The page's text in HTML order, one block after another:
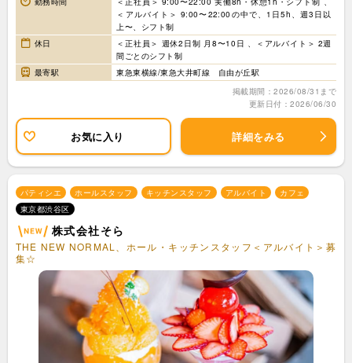
＜アルバイト＞ 9:00〜22:00の中で、1日5h、週3日以
上〜、シフト制
休日
＜正社員＞ 週休2日制 月8〜10日 、＜アルバイト＞ 2週
間ごとのシフト制
最寄駅
東急東横線/東急大井町線 自由が丘駅
掲載期間：2026/08/31まで
更新日付：2026/06/30
お気に入り 詳細をみる
パティシエ ホールスタッフ キッチンスタッフ アルバイト
カフェ
東京都渋谷区
株式会社そら
THE NEW NORMAL、ホール・キッチンスタッフ＜アルバイト＞募
集☆